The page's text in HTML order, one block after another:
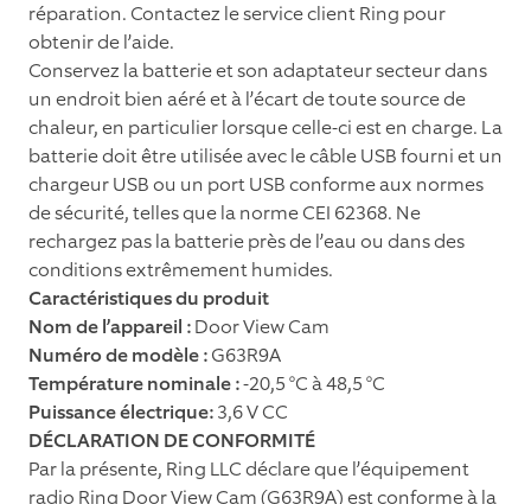
réparation. Contactez le service client Ring pour
obtenir de l’aide.
Conservez la batterie et son adaptateur secteur dans
un endroit bien aéré et à l’écart de toute source de
chaleur, en particulier lorsque celle-ci est en charge. La
batterie doit être utilisée avec le câble USB fourni et un
chargeur USB ou un port USB conforme aux normes
de sécurité, telles que la norme CEI 62368. Ne
rechargez pas la batterie près de l’eau ou dans des
conditions extrêmement humides.
Caractéristiques du produit
Nom de l’appareil :Door View Cam
Numéro de modèle :G63R9A
Température nominale :-20,5 °C à 48,5 °C
Puissance électrique:3,6 V CC
DÉCLARATION DE CONFORMITÉ
Par la présente, Ring LLC déclare que l’équipement
radio Ring Door View Cam (G63R9A) est conforme à la